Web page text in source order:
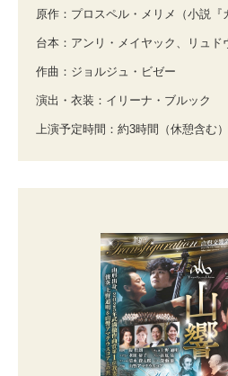
原作：プロスペル・メリメ（小説『
台本：アンリ・メイヤック、リュド
作曲：ジョルジュ・ビゼー
演出・衣装：イリーナ・ブルック
上演予定時間：約3時間（休憩含む）